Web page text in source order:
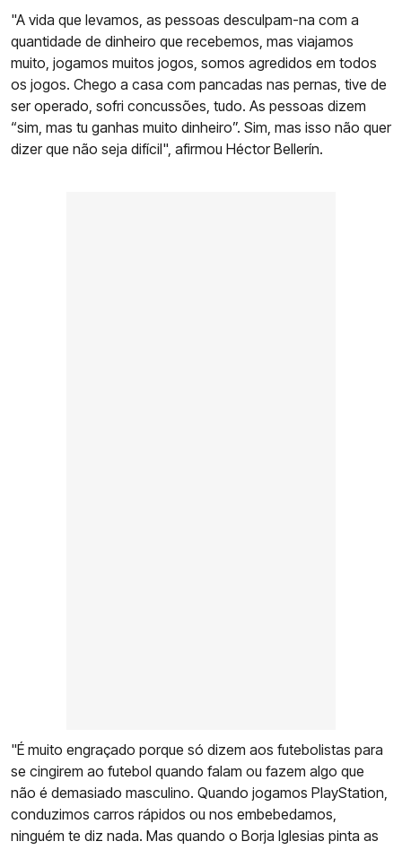
"A vida que levamos, as pessoas desculpam-na com a
quantidade de dinheiro que recebemos, mas viajamos
muito, jogamos muitos jogos, somos agredidos em todos
os jogos. Chego a casa com pancadas nas pernas, tive de
ser operado, sofri concussões, tudo. As pessoas dizem
“sim, mas tu ganhas muito dinheiro”. Sim, mas isso não quer
dizer que não seja difícil", afirmou Héctor Bellerín.
"É muito engraçado porque só dizem aos futebolistas para
se cingirem ao futebol quando falam ou fazem algo que
não é demasiado masculino. Quando jogamos PlayStation,
conduzimos carros rápidos ou nos embebedamos,
ninguém te diz nada. Mas quando o Borja Iglesias pinta as